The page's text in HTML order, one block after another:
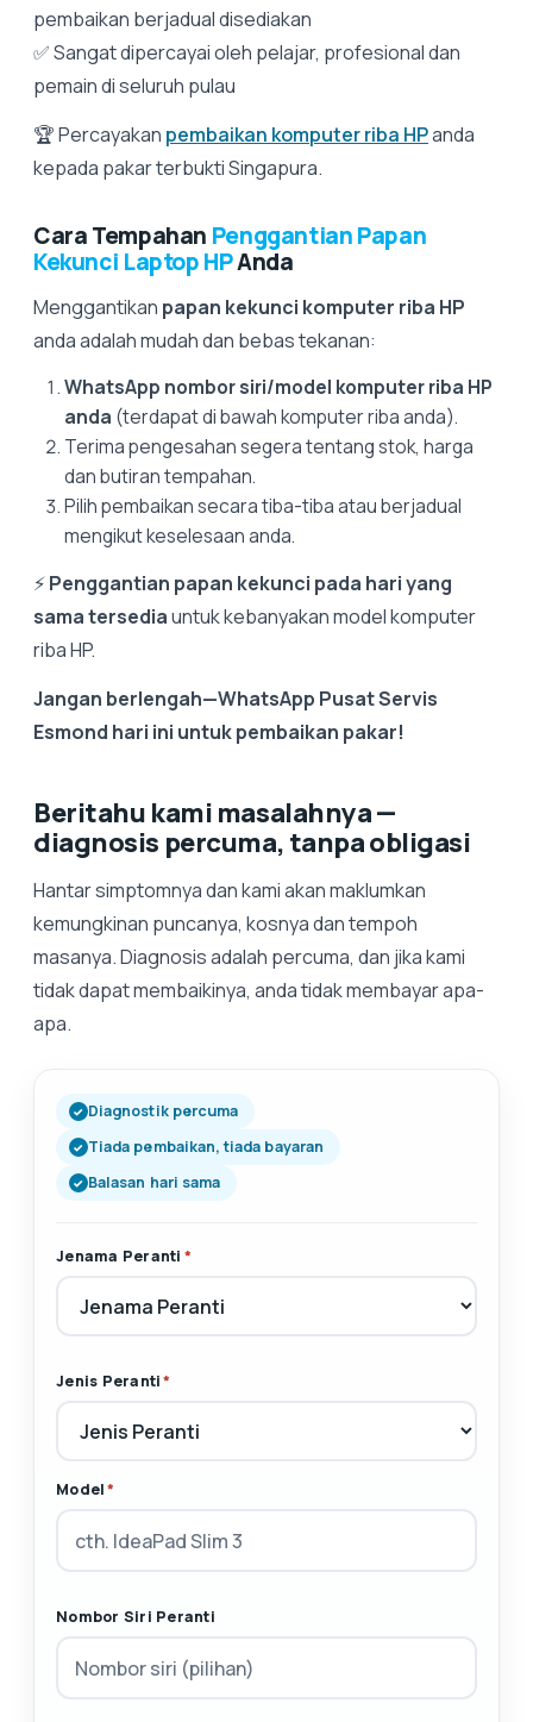
pembaikan berjadual disediakan
✅ Sangat dipercayai oleh pelajar, profesional dan
pemain di seluruh pulau
🏆 Percayakan pembaikan komputer riba HPanda
kepada pakar terbukti Singapura.
Cara Tempahan Penggantian Papan
Kekunci Laptop HPAnda
Menggantikan papan kekunci komputer riba HP
anda adalah mudah dan bebas tekanan:
WhatsApp nombor siri/model komputer riba HP
anda (terdapat di bawah komputer riba anda).
Terima pengesahan segera tentang stok, harga
dan butiran tempahan.
Pilih pembaikan secara tiba-tiba atau berjadual
mengikut keselesaan anda.
⚡Penggantian papan kekunci pada hari yang
sama tersediauntuk kebanyakan model komputer
riba HP.
Jangan berlengah—WhatsApp Pusat Servis
Esmond hari ini untuk pembaikan pakar!
Beritahu kami masalahnya —
diagnosis percuma, tanpa obligasi
Hantar simptomnya dan kami akan maklumkan
kemungkinan puncanya, kosnya dan tempoh
masanya. Diagnosis adalah percuma, dan jika kami
tidak dapat membaikinya, anda tidak membayar apa-
apa.
Diagnostik percuma
Tiada pembaikan, tiada bayaran
Balasan hari sama
Jenama Peranti *
Jenis Peranti*
Model*
Nombor Siri Peranti